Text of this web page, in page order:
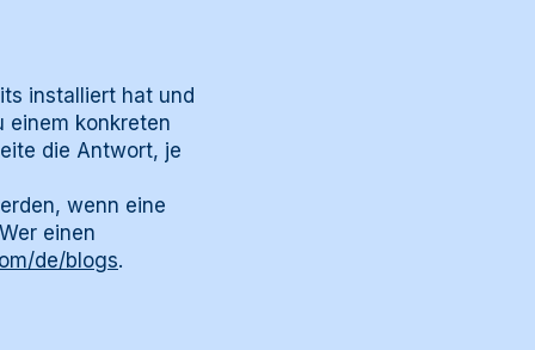
installiert hat und
einem konkreten
die Antwort, je
wenn eine
einen
de/blogs.